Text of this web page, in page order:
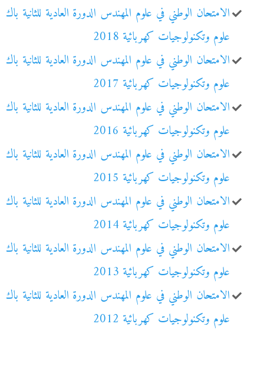
الامتحان الوطني في علوم المهندس الدورة العادية للثانية باك
علوم وتكنولوجيات كهربائية 2018
الامتحان الوطني في علوم المهندس الدورة العادية للثانية باك
علوم وتكنولوجيات كهربائية 2017
الامتحان الوطني في علوم المهندس الدورة العادية للثانية باك
علوم وتكنولوجيات كهربائية 2016
الامتحان الوطني في علوم المهندس الدورة العادية للثانية باك
علوم وتكنولوجيات كهربائية 2015
الامتحان الوطني في علوم المهندس الدورة العادية للثانية باك
علوم وتكنولوجيات كهربائية 2014
الامتحان الوطني في علوم المهندس الدورة العادية للثانية باك
علوم وتكنولوجيات كهربائية 2013
الامتحان الوطني في علوم المهندس الدورة العادية للثانية باك
علوم وتكنولوجيات كهربائية 2012